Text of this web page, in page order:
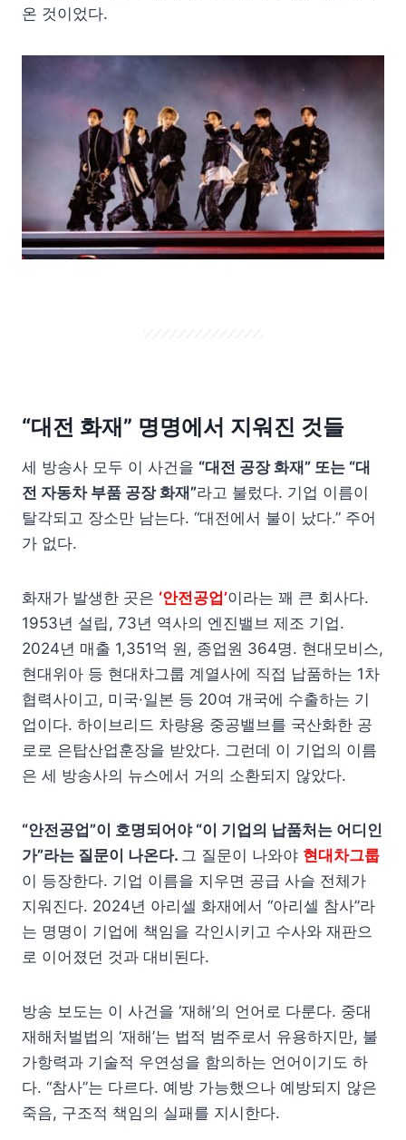
온 것이었다.
“대전 화재” 명명에서 지워진 것들
세 방송사 모두 이 사건을 “대전 공장 화재” 또는 “대
전 자동차 부품 공장 화재”라고 불렀다. 기업 이름이
탈각되고 장소만 남는다. “대전에서 불이 났다.” 주어
가 없다.
화재가 발생한 곳은 ‘안전공업’이라는 꽤 큰 회사다.
1953년 설립, 73년 역사의 엔진밸브 제조 기업.
2024년 매출 1,351억 원, 종업원 364명. 현대모비스,
현대위아 등 현대차그룹 계열사에 직접 납품하는 1차
협력사이고, 미국·일본 등 20여 개국에 수출하는 기
업이다. 하이브리드 차량용 중공밸브를 국산화한 공
로로 은탑산업훈장을 받았다. 그런데 이 기업의 이름
은 세 방송사의 뉴스에서 거의 소환되지 않았다.
“안전공업”이 호명되어야 “이 기업의 납품처는 어디인
가”라는 질문이 나온다. 그 질문이 나와야 현대차그룹
이 등장한다. 기업 이름을 지우면 공급 사슬 전체가
지워진다. 2024년 아리셀 화재에서 “아리셀 참사”라
는 명명이 기업에 책임을 각인시키고 수사와 재판으
로 이어졌던 것과 대비된다.
방송 보도는 이 사건을 ‘재해’의 언어로 다룬다. 중대
재해처벌법의 ‘재해’는 법적 범주로서 유용하지만, 불
가항력과 기술적 우연성을 함의하는 언어이기도 하
다. “참사”는 다르다. 예방 가능했으나 예방되지 않은
죽음, 구조적 책임의 실패를 지시한다.